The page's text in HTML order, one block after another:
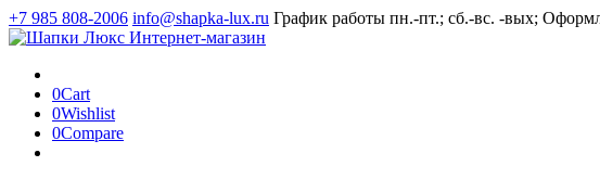
+7 985 808-2006 info@shapka-lux.ru График работы пн.-пт.; сб.-вс. -вых;
0Cart
0Wishlist
0Compare